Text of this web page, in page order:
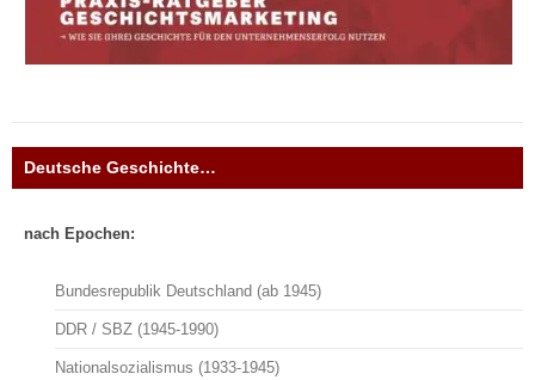
Deutsche Geschichte…
nach Epochen:
Bundesrepublik Deutschland (ab 1945)
DDR / SBZ (1945-1990)
Nationalsozialismus (1933-1945)